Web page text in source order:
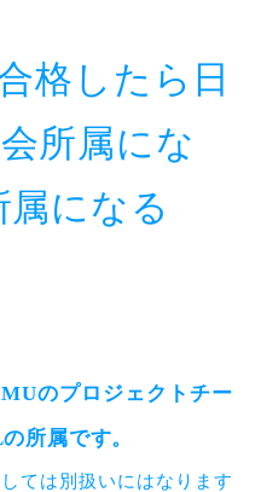
格したら日
所属にな
になる
のプロジェクトチー
所属です。
ては別扱いにはなります